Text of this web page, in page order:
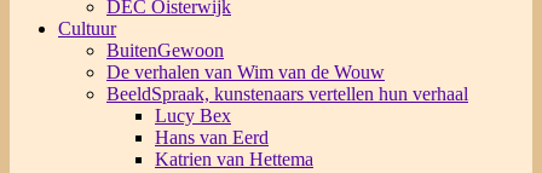
DEC Oisterwijk
Cultuur
BuitenGewoon
De verhalen van Wim van de Wouw
BeeldSpraak, kunstenaars vertellen hun verhaal
Lucy Bex
Hans van Eerd
Katrien van Hettema